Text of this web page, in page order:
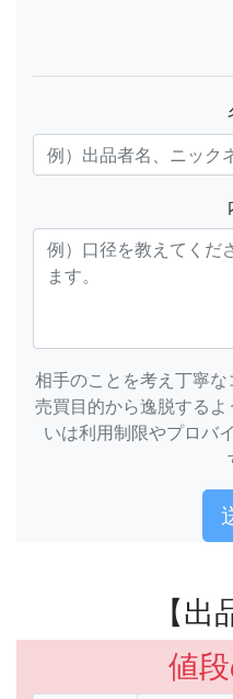
相手のことを考え丁寧な
売買目的から逸脱する
いは利用制限やプロバ
【出
値